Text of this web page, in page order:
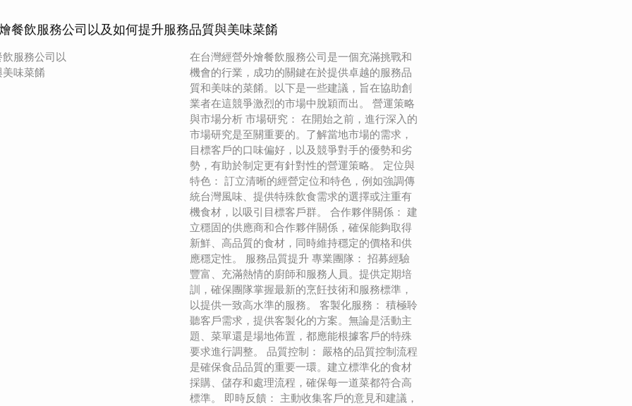
餐飲服務公司以及如何提升服務品質與美味菜餚
服務公司以
味菜餚
在台灣經營外燴餐飲服務公司是一個充滿挑戰和
機會的行業，成功的關鍵在於提供卓越的服務品
質和美味的菜餚。以下是一些建議，旨在協助創
業者在這競爭激烈的市場中脫穎而出。 營運策略
與市場分析 市場研究： 在開始之前，進行深入的
市場研究是至關重要的。了解當地市場的需求，
目標客戶的口味偏好，以及競爭對手的優勢和劣
勢，有助於制定更有針對性的營運策略。 定位與
特色： 訂立清晰的經營定位和特色，例如強調傳
統台灣風味、提供特殊飲食需求的選擇或注重有
機食材，以吸引目標客戶群。 合作夥伴關係： 建
立穩固的供應商和合作夥伴關係，確保能夠取得
新鮮、高品質的食材，同時維持穩定的價格和供
應穩定性。 服務品質提升 專業團隊： 招募經驗
豐富、充滿熱情的廚師和服務人員。提供定期培
訓，確保團隊掌握最新的烹飪技術和服務標準，
以提供一致高水準的服務。 客製化服務： 積極聆
聽客戶需求，提供客製化的方案。無論是活動主
題、菜單還是場地佈置，都應能根據客戶的特殊
要求進行調整。 品質控制： 嚴格的品質控制流程
是確保食品品質的重要一環。建立標準化的食材
採購、儲存和處理流程，確保每一道菜都符合高
標準。 即時反饋： 主動收集客戶的意見和建議，